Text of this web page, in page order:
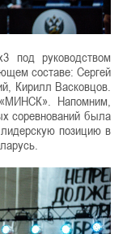
под руководством
составе: Сергей
Кирилл Васковцов.
Напомним,
соревнований была
позицию в